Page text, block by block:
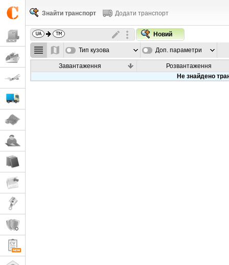
Знайти транспорт Додати транспорт
Новий
Тип кузова Доп. параметри
Завантаження
Розвантаження
Не знайдено